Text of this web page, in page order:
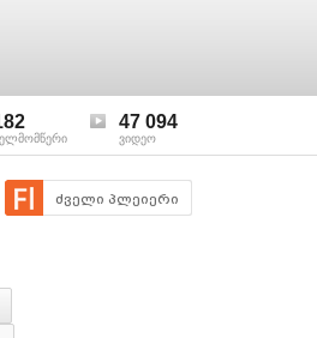
47 094
ვიდეო
ძველი პლეიერი